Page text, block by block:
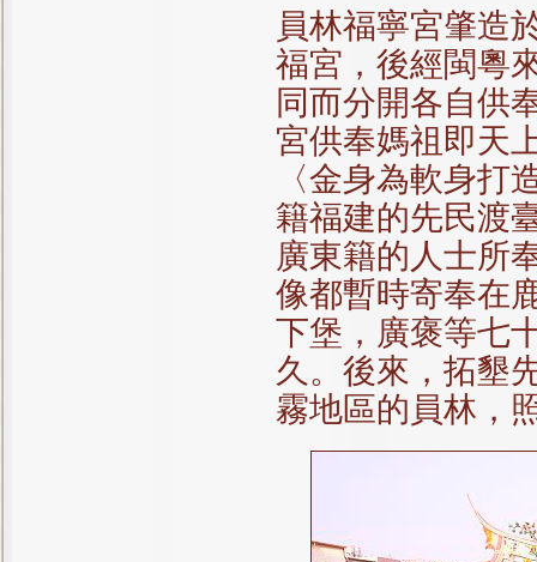
員林福寧宮肇造
福宮，後經閩粵
同而分開各自供
宮供奉媽祖即天
〈金身為軟身
籍福建的先民渡
廣東籍的人士所
像都暫時寄奉在
下堡，廣褒等七
久。後來，拓墾
霧地區的員林，